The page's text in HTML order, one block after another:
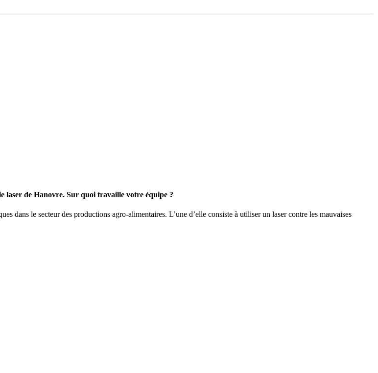
laser de Hanovre. Sur quoi travaille votre équipe ?
dans le secteur des produc­tions agro-alimen­taires. L’une d’elle consiste à utiliser un laser contre les mauvaises